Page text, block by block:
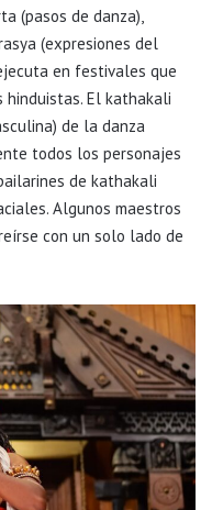
(pasos de danza),
(expresiones del
en festivales que
El kathakali
de la danza
todos los personajes
de kathakali
Algunos maestros
con un solo lado de